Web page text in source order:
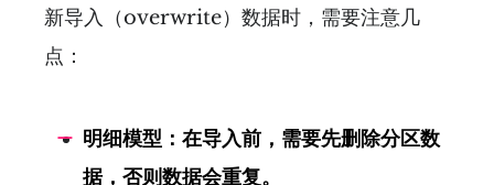
新导入（overwrite）数据时，需要注意几
点：
明细模型：在导入前，需要先删除分区数
据，否则数据会重复。